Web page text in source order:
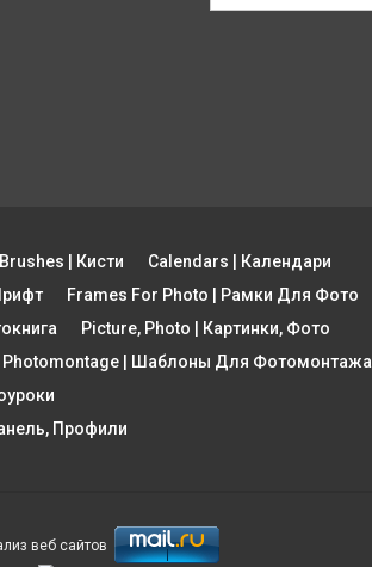
Brushes | Кисти
Calendars | Календари
Frames For Photo | Рамки Для Фото
Picture, Photo | Картинки, Фото
Photomontage | Шаблоны Для Фотомонтажа
Профили